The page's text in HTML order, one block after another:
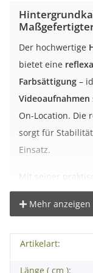
Der hochwertige
bietet eine
Farbsättigung –
Videoaufnahmen
On-Location. Die
sorgt für
Einsatz.
Mit seiner
dieser
oder
Vorteile des
Mehr anzeigen
Artikelart:
Länge ( cm ):